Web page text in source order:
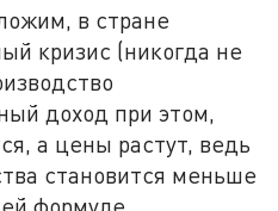
в стране
кризис (никогда не
доход при этом,
а цены растут, ведь
становится меньше